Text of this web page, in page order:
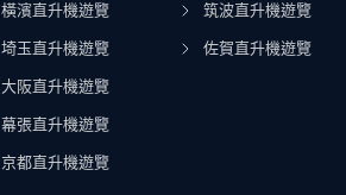
橫濱直升機遊覽
埼玉直升機遊覽
大阪直升機遊覽
幕張直升機遊覽
京都直升機遊覽
筑波直升機遊覽
佐賀直升機遊覽